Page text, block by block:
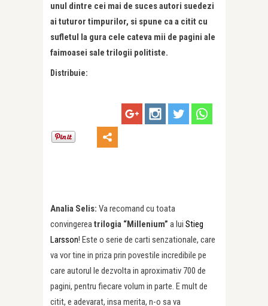
unul dintre cei mai de suces autori suedezi
ai tuturor timpurilor, si spune ca a citit cu
sufletul la gura cele cateva mii de pagini ale
faimoasei sale trilogii politiste.
Distribuie:
Analia Selis: Va recomand cu toata
convingereatrilogia “Millenium” a lui Stieg
Larsson! Este o serie de carti senzationale, care
va vor tine in priza prin povestile incredibile pe
care autorul le dezvolta in aproximativ 700 de
pagini, pentru fiecare volum in parte. E mult de
citit, e adevarat, insa merita, n-o sa va